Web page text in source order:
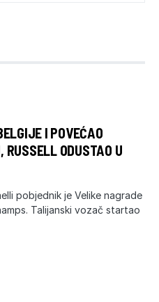
I POVEĆAO
RUSSELL ODUSTAO U
pobjednik je Velike nagrade
Talijanski vozač startao